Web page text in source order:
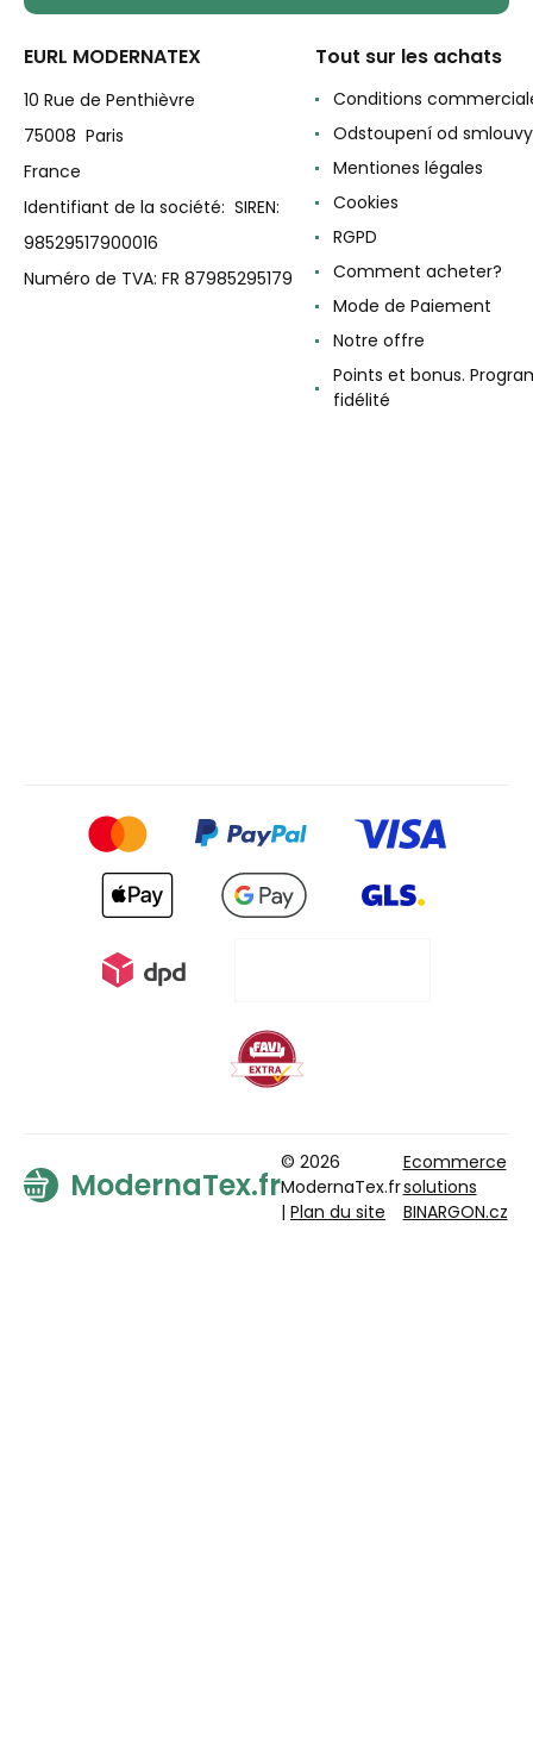
EURL MODERNATEX
10 Rue de Penthièvre
75008 Paris
France
Identifiant de la société: SIREN:
98529517900016
Numéro de TVA: FR 87985295179
Tout sur les achats
Conditions
Odstoupení od smlouvy
Mentiones légales
Cookies
RGPD
Comment acheter?
Mode de Paiement
Notre offre
Points et bonus.
fidélité
ModernaTex.fr
© 2026
ModernaTex.fr
| Plan du site
Ecommerce
solutions
BINARGON.cz